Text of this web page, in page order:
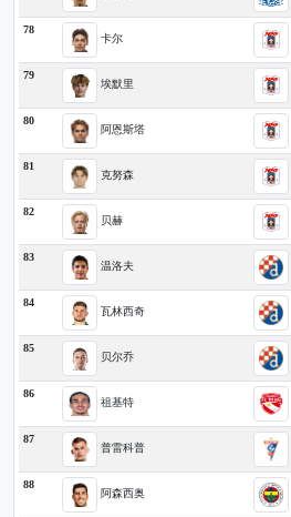
78
卡尔
79
埃默里
80
阿恩斯塔
81
克努森
82
贝赫
83
温洛夫
84
瓦林西奇
85
贝尔乔
86
祖基特
87
普雷科普
88
阿森西奥